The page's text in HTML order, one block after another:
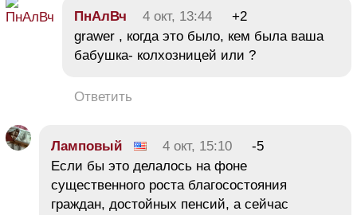
ПнАлВч 4 окт, 13:44
+2
grawer , когда это было, кем была ваша
бабушка- колхозницей или ?
Ответить
Ламповый 4 окт, 15:10
-5
Если бы это делалось на фоне
существенного роста благосостояния
граждан, достойных пенсий, а сейчас